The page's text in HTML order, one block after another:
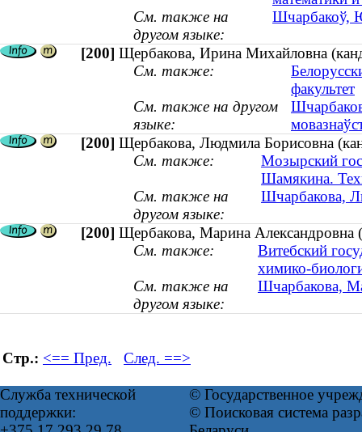
См. также на
другом языке:
Шчарбакоў,
[200] Щербакова, Ирина Михайловна
См. также:
факультет
См. также на другом
языке:
[200] Щербакова, Людмила Борисовна
См. также:
Мозырский
Шамякина.
См. также на
другом языке:
Шчарбакова,
[200] Щербакова, Марина Александровна
См. также:
Витебский
химико-
См. также на
другом языке:
Шчарбакова,
Стр.: <== Пред. След. ==>
Служба технической
поддержки:
© Государственное
© Поисковая система